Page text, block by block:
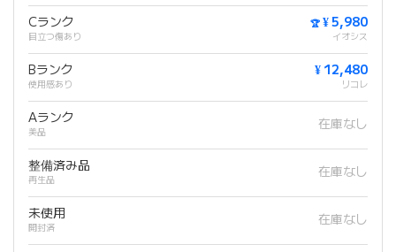
Cランク
目立つ傷あり
🏆 ¥ 5,980
イオシス
Bランク
使用感あり
¥ 12,480
リコレ
Aランク
美品
在庫なし
整備済み品
再生品
在庫なし
未使用
開封済
在庫なし